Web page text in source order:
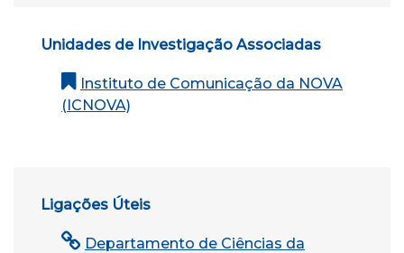
Unidades de Investigação Associadas
Instituto de Comunicação da NOVA
(ICNOVA)
Ligações Úteis
Departamento de Ciências da